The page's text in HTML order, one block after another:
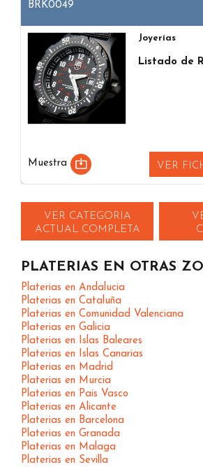
BRK0049
Joyerías
Listado de
Muestra VER
VER CATEGORIA
ACTUAL COMPLETA
PLATERIAS EN OTRAS
Platerias en Andalucia
Platerias en Cataluña
Platerias en Comunidad Valenciana
Platerias en Galicia
Platerias en Islas Baleares
Platerias en Islas Canarias
Platerias en Madrid
Platerias en Murcia
Platerias en Pais Vasco
Platerias en Alicante
Platerias en Barcelona
Platerias en Granada
Platerias en Malaga
Platerias en Sevilla